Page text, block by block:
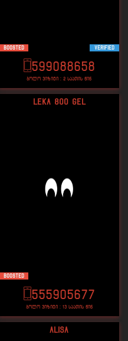
Boosted VERIFIED
599088658
ბოლო ვიზიტი : 2 საათის წინ
Leka 800 GEL
Boosted
555905677
ბოლო ვიზიტი : 13 საათის წინ
Alisa